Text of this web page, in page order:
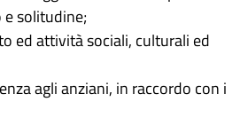
solitudine;
ed attività sociali, culturali ed
agli anziani, in raccordo con i